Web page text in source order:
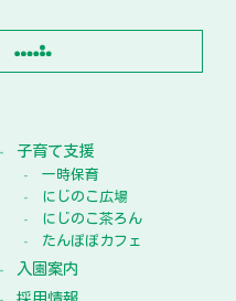
子育て支援
一時保育
にじのこ広場
にじのこ茶ろん
たんぽぽカフェ
入園案内